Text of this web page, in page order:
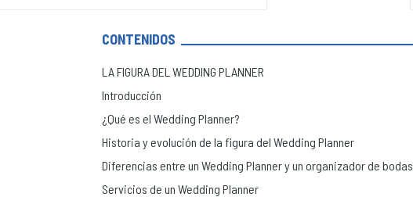
CONTENIDOS
LA FIGURA DEL WEDDING PLANNER
Introducción
¿Qué es el Wedding Planner?
Historia y evolución de la figura del Wedding Planner
Diferencias entre un Wedding Planner y un organizador de bodas
Servicios de un Wedding Planner